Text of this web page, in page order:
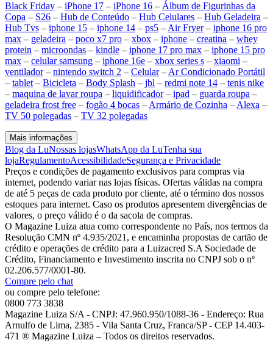
Black Friday – iPhone 17 – iPhone 16 – Álbum de Figurinhas da
Copa – S26 – Hub de Conteúdo – Hub Celulares – Hub Geladeira –
Hub Tvs – iphone 15 – iphone 14 – ps5 – Air Fryer– iphone 16 pro
max – geladeira – poco x7 pro – xbox – iphone – creatina – whey
protein – microondas – kindle – iphone 17 pro max – iphone 15 pro
max – celular samsung – iphone 16e – xbox series s – xiaomi –
ventilador– nintendo switch 2 – Celular– Ar Condicionado Portátil
– tablet – Bicicleta – Body Splash – jbl – redmi note 14 – tenis nike
– maquina de lavar roupa – liquidificador– ipad – guarda roupa –
geladeira frost free – fogão 4 bocas – Armário de Cozinha – Alexa –
TV 50 polegadas – TV 32 polegadas
Mais informações
Blog da LuNossas lojasWhatsApp da LuTenha sua
lojaRegulamentoAcessibilidadeSegurança e Privacidade
Preços e condições de pagamento exclusivos para compras via
internet, podendo variar nas lojas físicas. Ofertas válidas na compra
de até 5 peças de cada produto por cliente, até o término dos nossos
estoques para internet. Caso os produtos apresentem divergências de
valores, o preço válido é o da sacola de compras.
O Magazine Luiza atua como correspondente no País, nos termos da
Resolução CMN nº 4.935/2021, e encaminha propostas de cartão de
crédito e operações de crédito para a Luizacred S.A Sociedade de
Crédito, Financiamento e Investimento inscrita no CNPJ sob o nº
02.206.577/0001-80.
Compre pelo chat
ou compre pelo telefone:
0800 773 3838
Magazine Luiza S/A - CNPJ: 47.960.950/1088-36 - Endereço: Rua
Arnulfo de Lima, 2385 - Vila Santa Cruz, Franca/SP - CEP 14.403-
471 ® Magazine Luiza – Todos os direitos reservados.